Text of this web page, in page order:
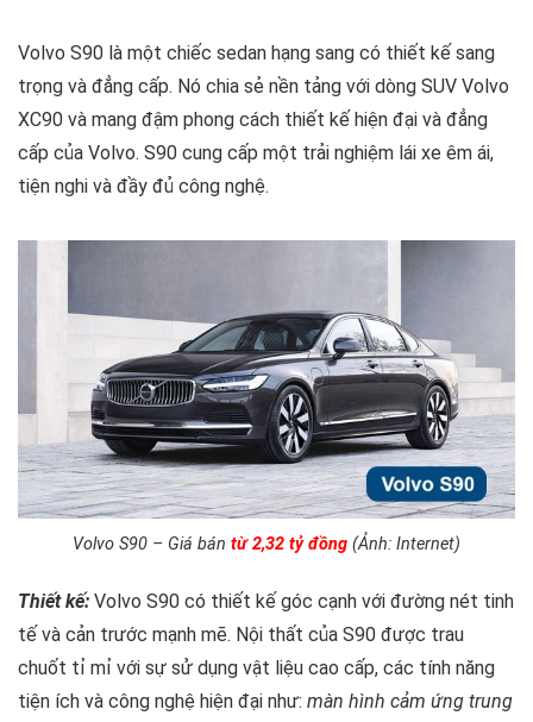
Volvo S90 là một chiếc sedan hạng sang có thiết kế sang
trọng và đẳng cấp. Nó chia sẻ nền tảng với dòng SUV Volvo
XC90 và mang đậm phong cách thiết kế hiện đại và đẳng
cấp của Volvo. S90 cung cấp một trải nghiệm lái xe êm ái,
tiện nghi và đầy đủ công nghệ.
Volvo S90 – Giá bán từ 2,32 tỷ đồng (Ảnh: Internet)
Thiết kế: Volvo S90 có thiết kế góc cạnh với đường nét tinh
tế và cản trước mạnh mẽ. Nội thất của S90 được trau
chuốt tỉ mỉ với sự sử dụng vật liệu cao cấp, các tính năng
tiện ích và công nghệ hiện đại như: màn hình cảm ứng trung